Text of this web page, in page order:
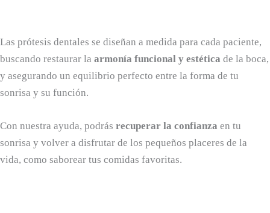
Las prótesis dentales se diseñan a medida para cada paciente,
buscando restaurar la armonía funcional y estética de la boca,
y asegurando un equilibrio perfecto entre la forma de tu
sonrisa y su función.
Con nuestra ayuda, podrás recuperar la confianza en tu
sonrisa y volver a disfrutar de los pequeños placeres de la
vida, como saborear tus comidas favoritas.